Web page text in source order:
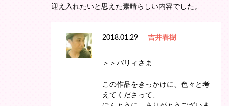
迎え入れたいと思えた素晴らしい内容でした。
2018.01.29 吉井春樹
＞＞バリィさま
この作品をきっかけに、色々と考
えてくださって、